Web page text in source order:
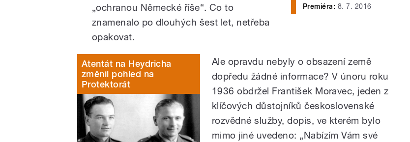
Premiéra: 8. 7. 2016
„ochranou Německé říše“. Co to
znamenalo po dlouhých šest let, netřeba
opakovat.
Atentát na Heydricha
změnil pohled na
Protektorát
Ale opravdu nebyly o obsazení země
dopředu žádné informace? V únoru roku
1936 obdržel František Moravec, jeden z
klíčových důstojníků československé
rozvědné služby, dopis, ve kterém bylo
mimo jiné uvedeno: „Nabízím Vám své